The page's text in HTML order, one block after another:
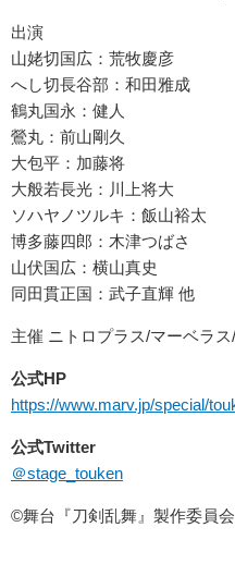
出演
山姥切国広：荒牧慶彦
へし切長谷部：和田雅成
鶴丸国永：健人
鶯丸：前山剛久
大包平：加藤将
大般若長光：川上将大
ソハヤノツルキ：飯山裕太
博多藤四郎：木津つばさ
山伏国広：横山真史
同田貫正国：武子直輝 他
主催 ニトロプラス/マーベラ
公式HP
https://www.marv.jp/special/
公式Twitter
＠stage_touken
©︎舞台『刀剣乱舞』製作委員会